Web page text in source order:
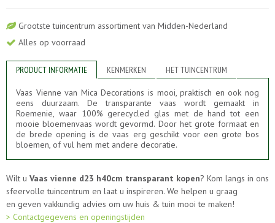
Grootste tuincentrum assortiment van Midden-Nederland
Alles op voorraad
PRODUCT INFORMATIE KENMERKEN HET TUINCENTRUM
Vaas Vienne van Mica Decorations is mooi, praktisch en ook nog
eens duurzaam. De transparante vaas wordt gemaakt in
Roemenie, waar 100% gerecycled glas met de hand tot een
mooie bloemenvaas wordt gevormd. Door het grote formaat en
de brede opening is de vaas erg geschikt voor een grote bos
bloemen, of vul hem met andere decoratie.
Wilt u Vaas vienne d23 h40cm transparant kopen? Kom langs in ons
sfeervolle tuincentrum en laat u inspireren. We helpen u graag
en geven vakkundig advies om uw huis & tuin mooi te maken!
> Contactgegevens en openingstijden